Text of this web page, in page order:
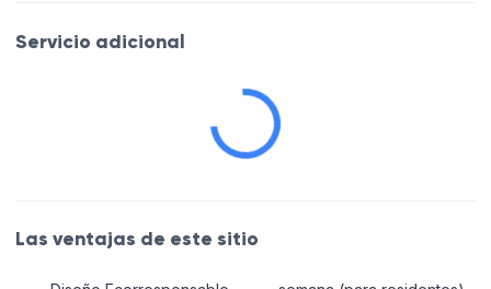
Servicio adicional
Las ventajas de este sitio